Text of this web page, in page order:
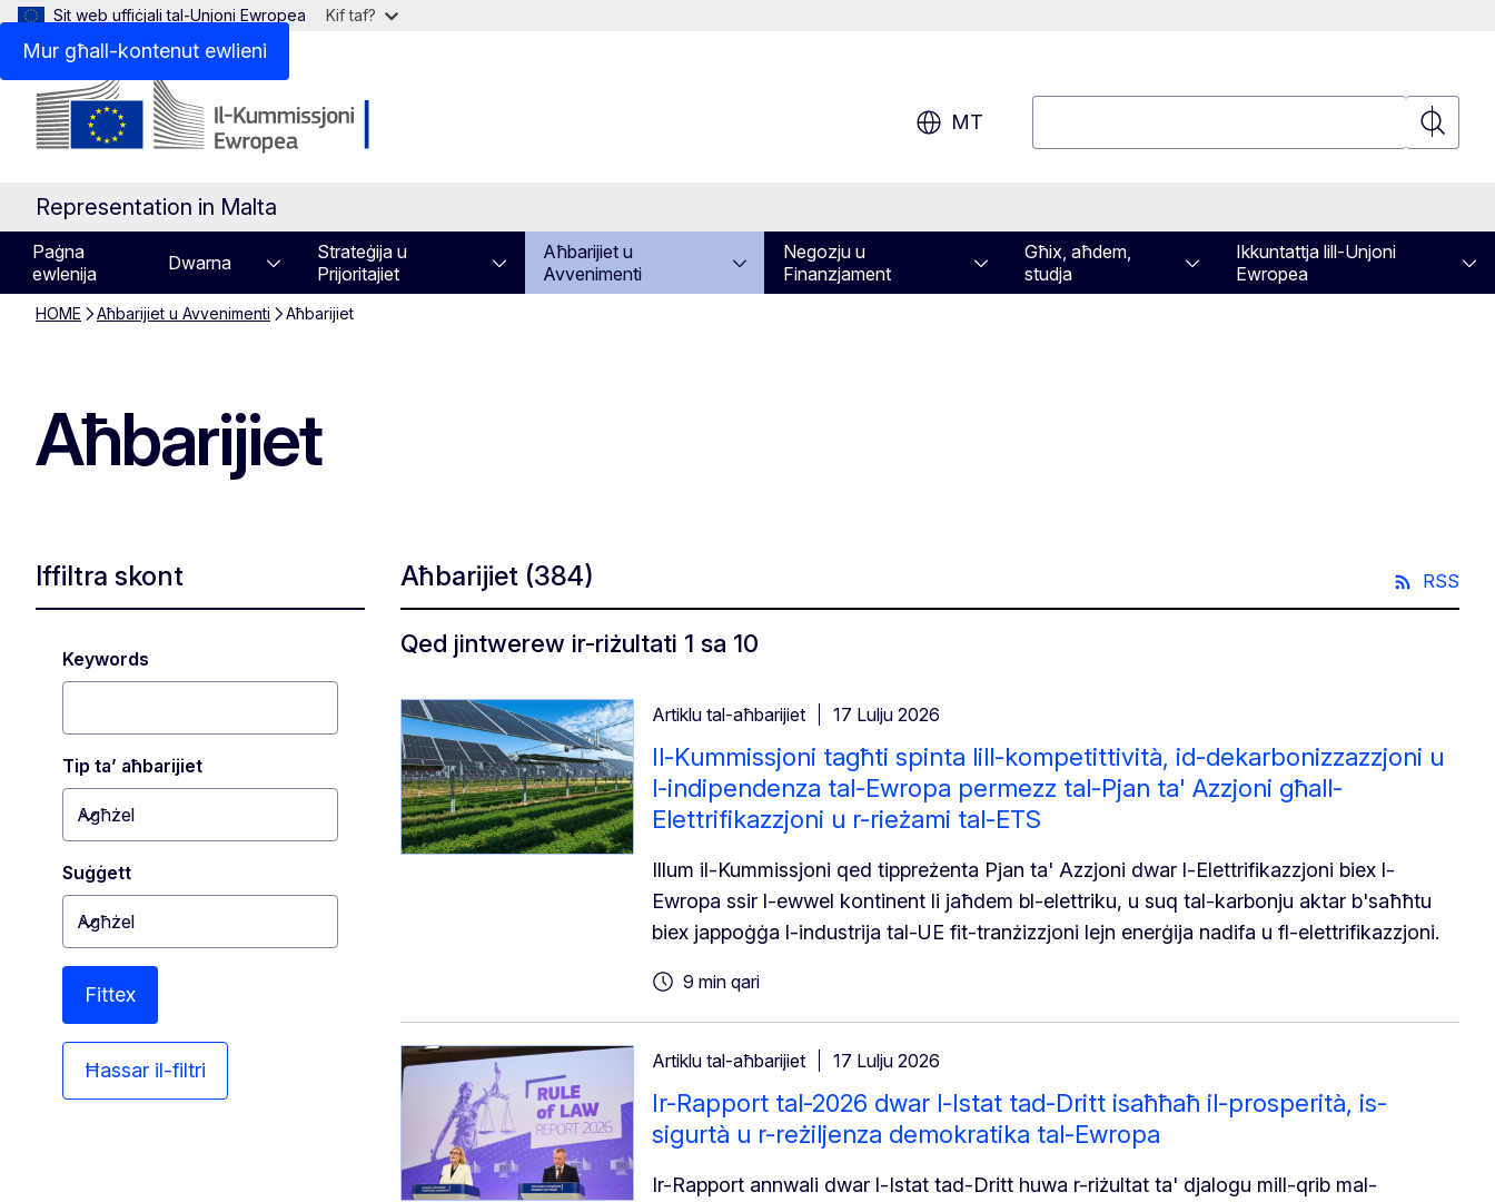
Mur għall-kontenut ewlieni
Sit web uffiċjali tal-Unjoni Ewropea Kif taf?
MT
Fittex
Representation in Malta
Paġna
ewlenija
Dwarna
Strateġija u
Prijoritajiet
Aħbarijiet u
Avvenimenti
Negozju u
Finanzjament
Għix, aħdem,
studja
Ikkuntattja lill-Unjoni
Ewropea
HOME Aħbarijiet u Avvenimenti Aħbarijiet
Aħbarijiet
Iffiltra skont
Keywords
Tip ta’ aħbarijiet
Agħżel
Toggle dropdown
Suġġett
Agħżel
Toggle dropdown
Fittex
Ħassar il-filtri
Aħbarijiet (384) RSS
Qed jintwerew ir-riżultati 1 sa 10
Artiklu tal-aħbarijiet 17 Lulju 2026
Il-Kummissjoni tagħti spinta lill-kompetittività, id-dekarbonizzazzjoni u
l-indipendenza tal-Ewropa permezz tal-Pjan ta' Azzjoni għall-
Elettrifikazzjoni u r-rieżami tal-ETS
Illum il-Kummissjoni qed tippreżenta Pjan ta' Azzjoni dwar l-Elettrifikazzjoni biex l-
Ewropa ssir l-ewwel kontinent li jaħdem bl-elettriku, u suq tal-karbonju aktar b'saħħtu
biex jappoġġa l-industrija tal-UE fit-tranżizzjoni lejn enerġija nadifa u fl-elettrifikazzjoni.
9 min qari
Artiklu tal-aħbarijiet 17 Lulju 2026
Ir-Rapport tal-2026 dwar l-Istat tad-Dritt isaħħaħ il-prosperità, is-
sigurtà u r-reżiljenza demokratika tal-Ewropa
Ir-Rapport annwali dwar l-Istat tad-Dritt huwa r-riżultat ta' djalogu mill-qrib mal-